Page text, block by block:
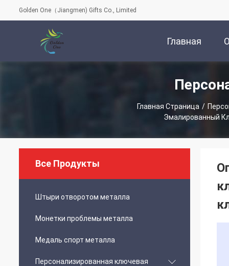
Golden One（Jiangmen) Gifts Co., Limited
Главная
Страница
Главная Страница /
Эмалированный
Все Продукты
Штыри отворотом металла
Монетки проблемы металла
Медаль спорт металла
Персонализированная ключевая